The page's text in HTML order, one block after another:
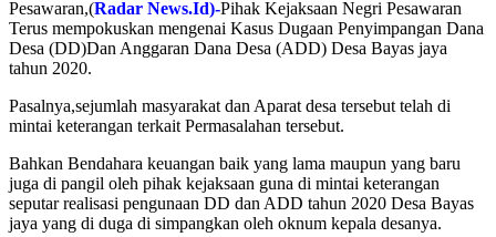
Pesawaran,(Radar News.Id)-Pihak Kejaksaan Negri Pesawaran
Terus mempokuskan mengenai Kasus Dugaan Penyimpangan Dana
Desa (DD)Dan Anggaran Dana Desa (ADD) Desa Bayas jaya
tahun 2020.
Pasalnya,sejumlah masyarakat dan Aparat desa tersebut telah di
mintai keterangan terkait Permasalahan tersebut.
Bahkan Bendahara keuangan baik yang lama maupun yang baru
juga di pangil oleh pihak kejaksaan guna di mintai keterangan
seputar realisasi pengunaan DD dan ADD tahun 2020 Desa Bayas
jaya yang di duga di simpangkan oleh oknum kepala desanya.